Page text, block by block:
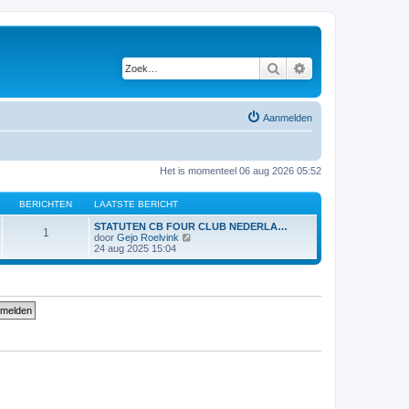
Zoek
Aanmelden
Het is momenteel 06 aug 2026 05:52
BERICHTEN LAATSTE BERICHT
1
STATUTEN CB FOUR CLUB NEDERLA…
door Gejo Roelvink
k
24 aug 2025 15:04